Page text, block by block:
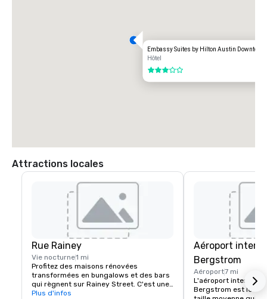
Embassy Suites by Hilton Austin
Hôtel
3 sur 5
Attractions locales
Rue Rainey
Vie nocturne1 mi
Profitez des maisons rénovées
transformées en bungalows et des bars
qui règnent sur Rainey Street. C'est une
destination idéale de jour comme de nuit
Plus d'infos
Aéroport
Bergstrom
Aéroport7 mi
L'aéroport
Bergstrom est le